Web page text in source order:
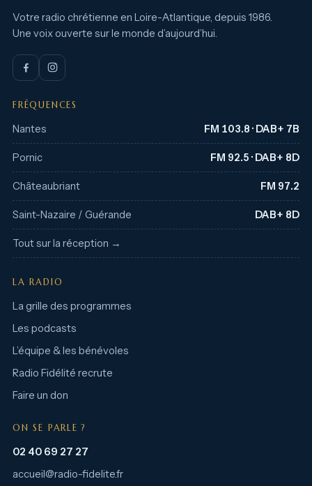
Votre radio chrétienne en Loire-Atlantique, depuis 1986.
Une voix ouverte sur le monde d’aujourd’hui.
FRÉQUENCES
Nantes FM 103.8 · DAB+ 7B
Pornic FM 92.5 · DAB+ 8D
Châteaubriant FM 97.2
Saint-Nazaire / Guérande DAB+ 8D
Tout sur la réception →
LA RADIO
La grille des programmes
Les podcasts
L’équipe & les bénévoles
Radio Fidélité recrute
Faire un don
ON SE PARLE ?
02 40 69 27 27
accueil@radio-fidelite.fr